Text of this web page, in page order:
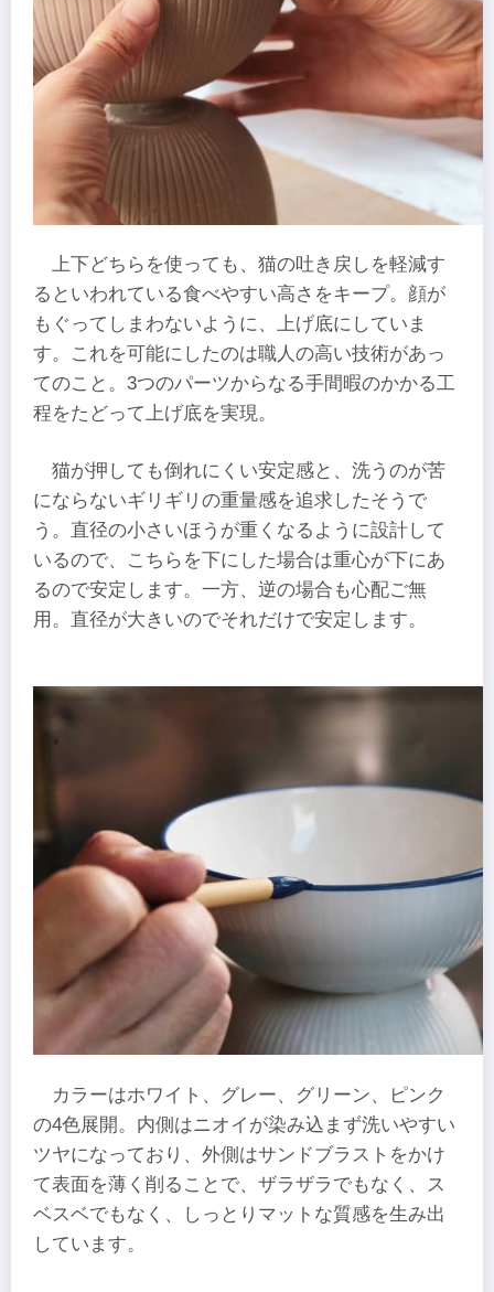
上下どちらを使っても、猫の吐き戻しを軽減す
るといわれている食べやすい高さをキープ。顔が
もぐってしまわないように、上げ底にしていま
す。これを可能にしたのは職人の高い技術があっ
てのこと。3つのパーツからなる手間暇のかかる工
程をたどって上げ底を実現。
猫が押しても倒れにくい安定感と、洗うのが苦
にならないギリギリの重量感を追求したそうで
う。直径の小さいほうが重くなるように設計して
いるので、こちらを下にした場合は重心が下にあ
るので安定します。一方、逆の場合も心配ご無
用。直径が大きいのでそれだけで安定します。
カラーはホワイト、グレー、グリーン、ピンク
の4色展開。内側はニオイが染み込まず洗いやすい
ツヤになっており、外側はサンドブラストをかけ
て表面を薄く削ることで、ザラザラでもなく、ス
ベスベでもなく、しっとりマットな質感を生み出
しています。